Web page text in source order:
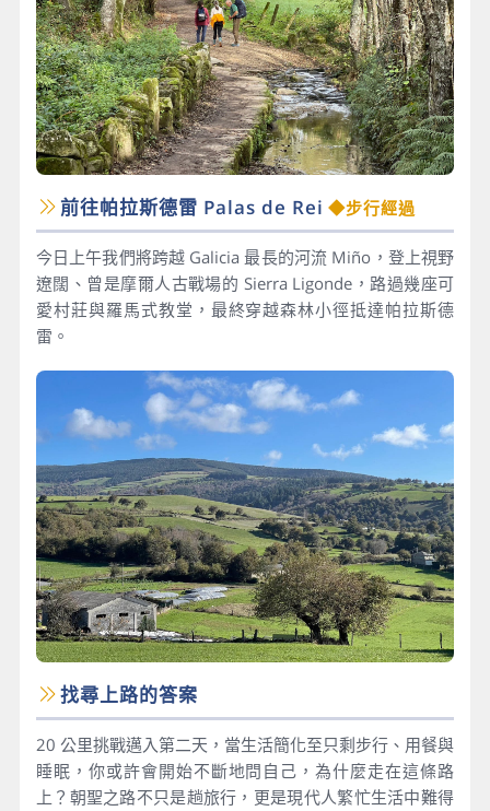
前往帕拉斯德雷 Palas de Rei ◆步行經過
今日上午我們將跨越 Galicia 最長的河流 Miño，登上視野
遼闊、曾是摩爾人古戰場的 Sierra Ligonde，路過幾座可
愛村莊與羅馬式教堂，最終穿越森林小徑抵達帕拉斯德
雷。
找尋上路的答案
20 公里挑戰邁入第二天，當生活簡化至只剩步行、用餐與
睡眠，你或許會開始不斷地問自己，為什麼走在這條路
上？朝聖之路不只是趟旅行，更是現代人繁忙生活中難得